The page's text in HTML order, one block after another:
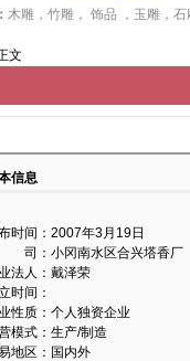
木雕，竹雕， 饰品 ，玉雕，
文
信息
时间：2007年3月19日
司：小冈南水区合兴塔香厂
法人：戴泽荣
时间：
性质：个人独资企业
模式：生产/制造
地区：国内外